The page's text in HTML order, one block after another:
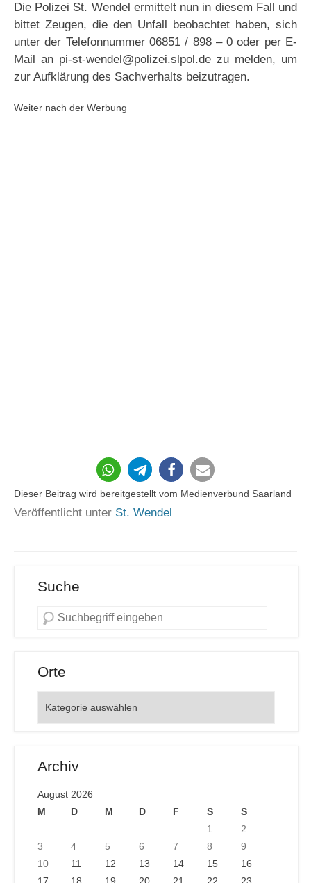
Die Polizei St. Wendel ermittelt nun in diesem Fall und
bittet Zeugen, die den Unfall beobachtet haben, sich
unter der Telefonnummer 06851 / 898 – 0 oder per E-
Mail an pi-st-wendel@polizei.slpol.de zu melden, um
zur Aufklärung des Sachverhalts beizutragen.
Weiter nach der Werbung
30
Dieser Beitrag wird bereitgestellt vom Medienverbund Saarland
Veröffentlicht unter St. Wendel
Suche
Orte
Archiv
August 2026
M
D M D F S
S
1
2
3
4 5 6 7 8
9
10
11 12 13 14 15
16